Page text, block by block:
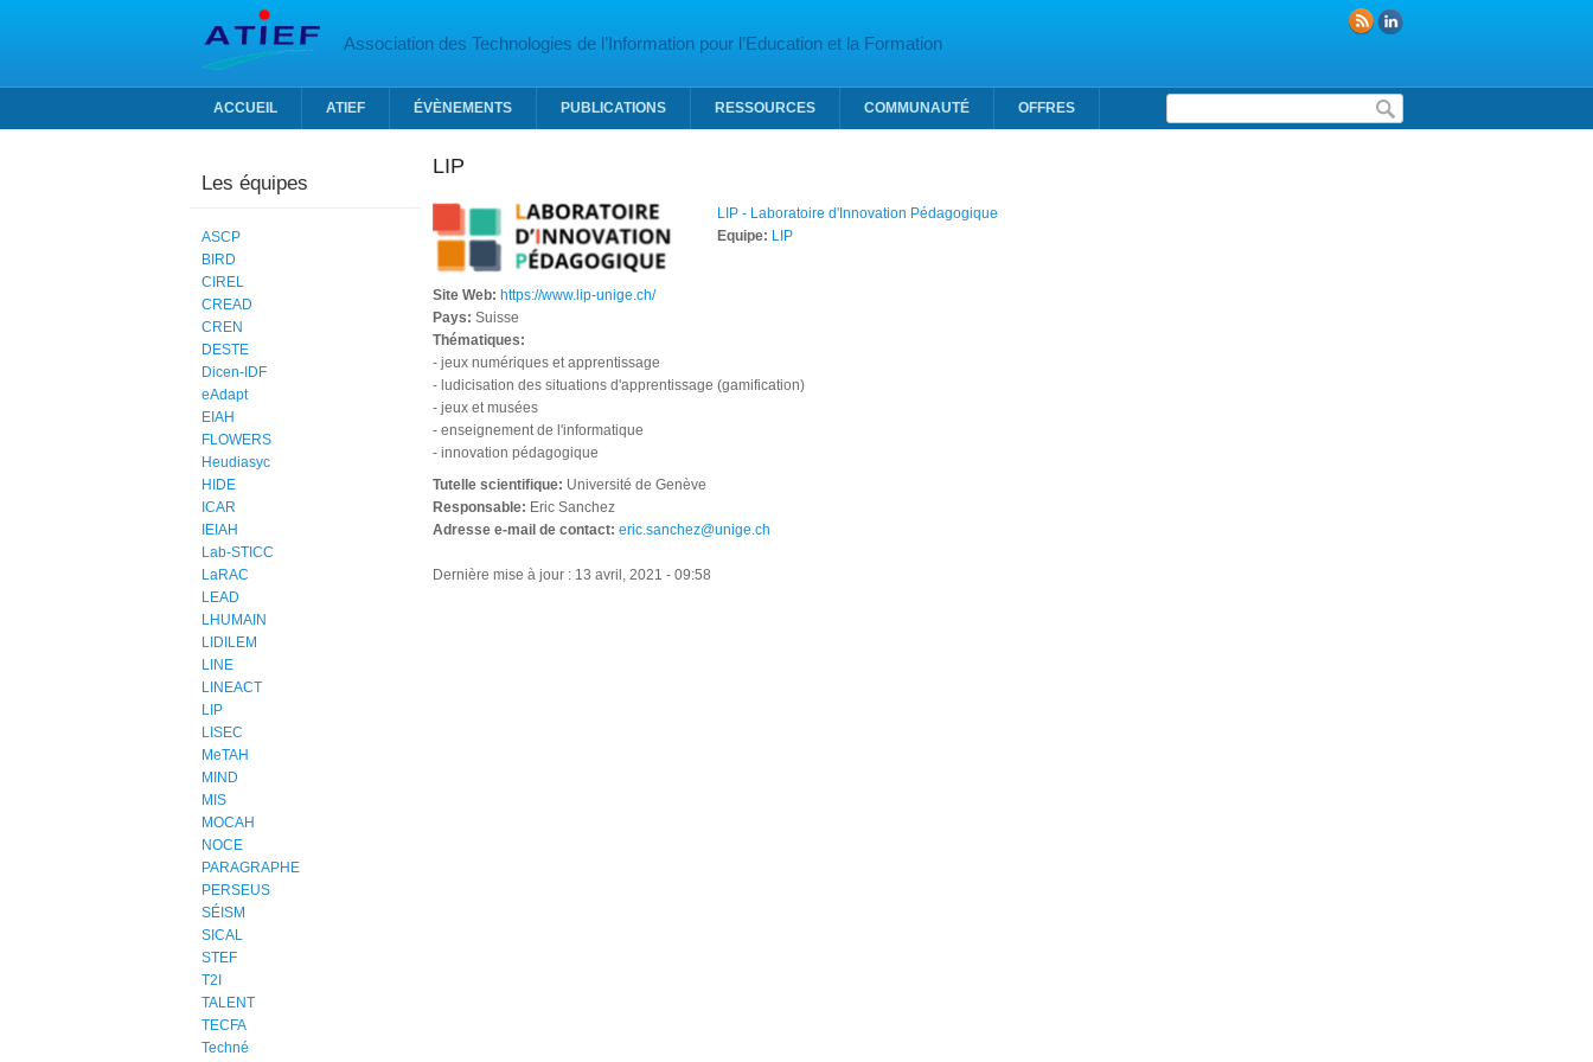
Association des Technologies de l’Information pour l’Education et la Formation
Formulaire de recherche
ACCUEIL ATIEF ÉVÈNEMENTS PUBLICATIONS RESSOURCES COMMUNAUTÉ OFFRES
LIP
LIP - Laboratoire d'Innovation Pédagogique
Equipe: LIP
Site Web: https://www.lip-unige.ch/
Pays: Suisse
Thématiques:
- jeux numériques et apprentissage
- ludicisation des situations d'apprentissage (gamification)
- jeux et musées
- enseignement de l'informatique
- innovation pédagogique
Tutelle scientifique: Université de Genève
Responsable: Eric Sanchez
Adresse e-mail de contact: eric.sanchez@unige.ch
Dernière mise à jour : 13 avril, 2021 - 09:58
Les équipes
ASCP
BIRD
CIREL
CREAD
CREN
DESTE
Dicen-IDF
eAdapt
EIAH
FLOWERS
Heudiasyc
HIDE
ICAR
IEIAH
Lab-STICC
LaRAC
LEAD
LHUMAIN
LIDILEM
LINE
LINEACT
LIP
LISEC
MeTAH
MIND
MIS
MOCAH
NOCE
PARAGRAPHE
PERSEUS
SÉISM
SICAL
STEF
T2I
TALENT
TECFA
Techné